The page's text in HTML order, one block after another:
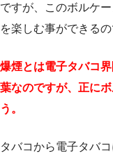
ですが、このボルケ
を楽しむ事ができる
爆煙とは電子タバコ
葉なのですが、正に
う。
タバコから電子タバ